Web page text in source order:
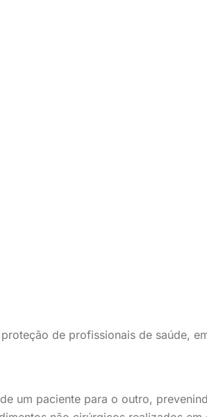
de profissionais de saúde,
um paciente para o outro,